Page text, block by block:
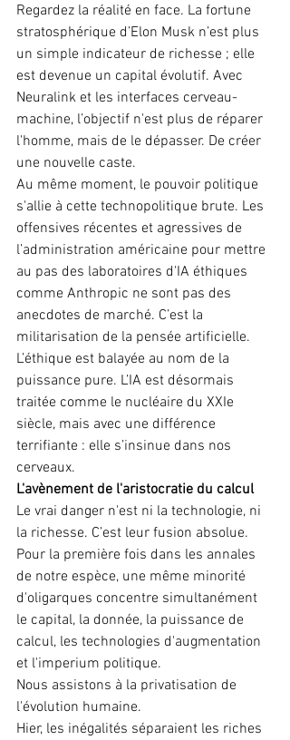
Regardez la réalité en face. La fortune
stratosphérique d’Elon Musk n’est plus
un simple indicateur de richesse ; elle
est devenue un capital évolutif. Avec
Neuralink et les interfaces cerveau-
machine, l’objectif n'est plus de réparer
l'homme, mais de le dépasser. De créer
une nouvelle caste.
Au même moment, le pouvoir politique
s'allie à cette technopolitique brute. Les
offensives récentes et agressives de
l’administration américaine pour mettre
au pas des laboratoires d'IA éthiques
comme Anthropic ne sont pas des
anecdotes de marché. C’est la
militarisation de la pensée artificielle.
L’éthique est balayée au nom de la
puissance pure. L’IA est désormais
traitée comme le nucléaire du XXIe
siècle, mais avec une différence
terrifiante : elle s’insinue dans nos
cerveaux.
L'avènement de l'aristocratie du calcul
Le vrai danger n'est ni la technologie, ni
la richesse. C’est leur fusion absolue.
Pour la première fois dans les annales
de notre espèce, une même minorité
d'oligarques concentre simultanément
le capital, la donnée, la puissance de
calcul, les technologies d'augmentation
et l'imperium politique.
Nous assistons à la privatisation de
l'évolution humaine.
Hier, les inégalités séparaient les riches